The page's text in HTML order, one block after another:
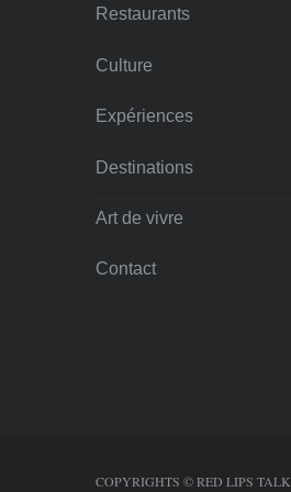
Restaurants
Culture
Expériences
Destinations
Art de vivre
Contact
COPYRIGHTS © RED LIPS TALK